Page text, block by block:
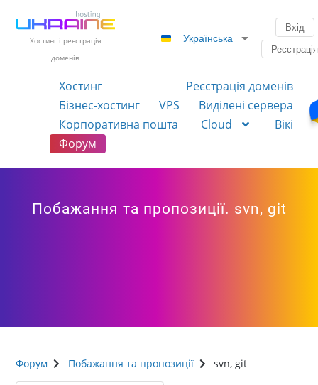
Хостинг і реєстрація
доменів
Українська
Вхід
Реєстрація
Хостинг
Реєстрація доменів
Бізнес-хостинг
VPS
Виділені сервера
Корпоративна пошта
Cloud
Вікі
Форум
Побажання та пропозиції. svn, git
Форум Побажання та пропозиції svn, git